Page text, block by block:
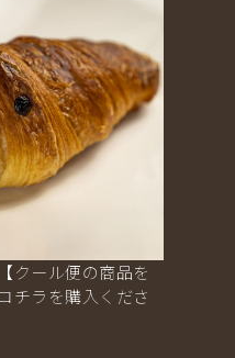
クール便の商品を
チラを購入くださ